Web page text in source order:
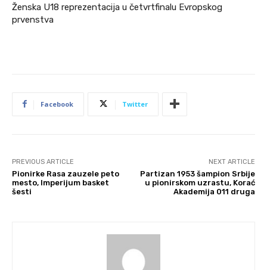
Ženska U18 reprezentacija u četvrtfinalu Evropskog
prvenstva
Facebook Twitter
PREVIOUS ARTICLE
Pionirke Rasa zauzele peto
mesto, Imperijum basket
šesti
NEXT ARTICLE
Partizan 1953 šampion Srbije
u pionirskom uzrastu, Korać
Akademija 011 druga